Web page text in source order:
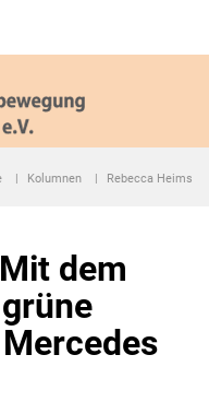
Kolumnen Rebecca Heims
dem